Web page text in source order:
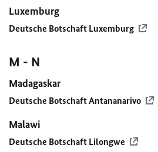
Luxemburg
Deutsche Botschaft Luxemburg
M - N
Madagaskar
Deutsche Botschaft Antananarivo
Malawi
Deutsche Botschaft Lilongwe